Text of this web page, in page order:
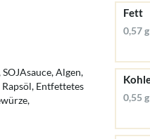
Algen,
Entfettetes
Fett
0,57 g
0,55 g